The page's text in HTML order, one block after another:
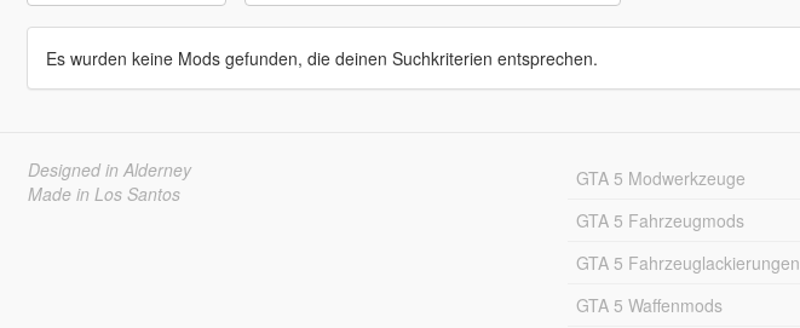
Es wurden keine Mods gefunden, die deinen Suchkriterien entsprechen.
Designed in Alderney
Made in Los Santos
GTA 5 Modwerkzeuge
GTA 5 Fahrzeugmods
GTA 5 Fahrzeuglackierungen
GTA 5 Waffenmods